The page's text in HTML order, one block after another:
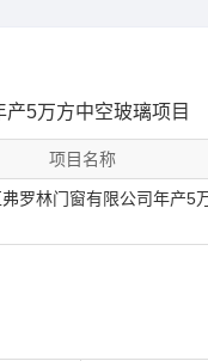
5万方中空玻璃项目
项目名称
罗林门窗有限公司年产5